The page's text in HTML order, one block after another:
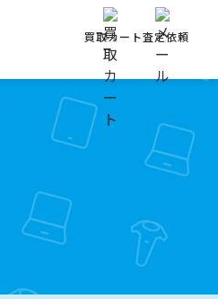
買取カート査定依頼